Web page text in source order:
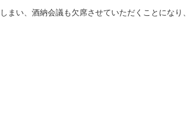
い、酒納会議も欠席させていただくことになり、